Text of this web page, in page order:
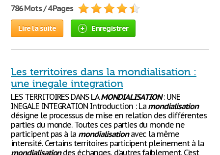
786 Mots / 4 Pages
Lire la suite Enregistrer
Les territoires dans la mondialisation :
une inegale integration
LES TERRITOIRES DANS LAMONDIALISATION: UNE
INEGALE INTEGRATION Introduction : La mondialisation
désigne le processus de mise en relation des différentes
parties du monde. Toutes ces parties du monde ne
participent pas à la mondialisationavec la même
intensité. Certains territoires participent pleinement à la
mondialisationdes échanges, d’autres faiblement. C’est